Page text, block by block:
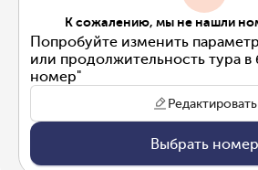
К сожалению, мы не нашли
Попробуйте изменить
или продолжительность тура в
номер"
Редактировать
Выбрать номер